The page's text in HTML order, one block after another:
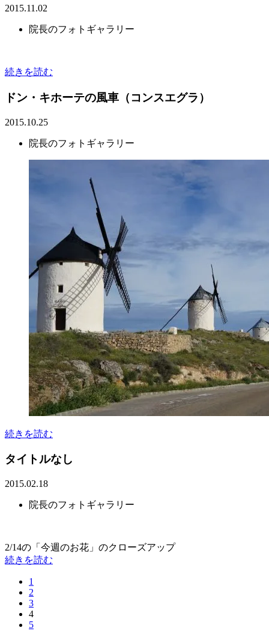
2015.11.02
院長のフォトギャラリー
続きを読む
ドン・キホーテの風車（コンスエグラ）
2015.10.25
院長のフォトギャラリー
続きを読む
タイトルなし
2015.02.18
院長のフォトギャラリー
2/14の「今週のお花」のクローズアップ
続きを読む
1
2
3
4
5